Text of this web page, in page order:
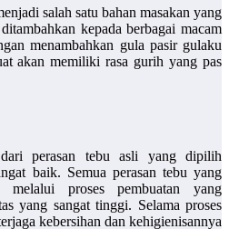
salah satu bahan masakan yang
kepada berbagai macam
menambahkan gula pasir gulaku
akan memiliki rasa gurih yang pas
perasan tebu asli yang dipilih
baik. Semua perasan tebu yang
melalui proses pembuatan yang
yang sangat tinggi. Selama proses
kebersihan dan kehigienisannya